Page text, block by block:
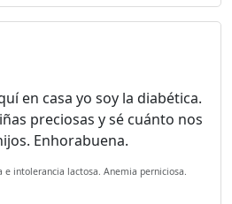
en casa yo soy la diabética.
preciosas y sé cuánto nos
Enhorabuena.
e intolerancia lactosa. Anemia perniciosa.